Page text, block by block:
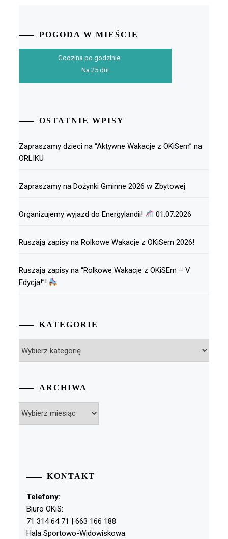
POGODA W MIEŚCIE
Godzina po godzinie
Na 25 dni
OSTATNIE WPISY
Zapraszamy dzieci na “Aktywne Wakacje z OKiSem” na
ORLIKU
Zapraszamy na Dożynki Gminne 2026 w Zbytowej.
Organizujemy wyjazd do Energylandii! 01.07.2026
Ruszają zapisy na Rolkowe Wakacje z OKiSem 2026!
Ruszają zapisy na “Rolkowe Wakacje z OKiSEm – V
Edycja!”!
KATEGORIE
ARCHIWA
KONTAKT
Telefony:
Biuro OKiS:
71 314 64 71 | 663 166 188
Hala Sportowo-Widowiskowa: